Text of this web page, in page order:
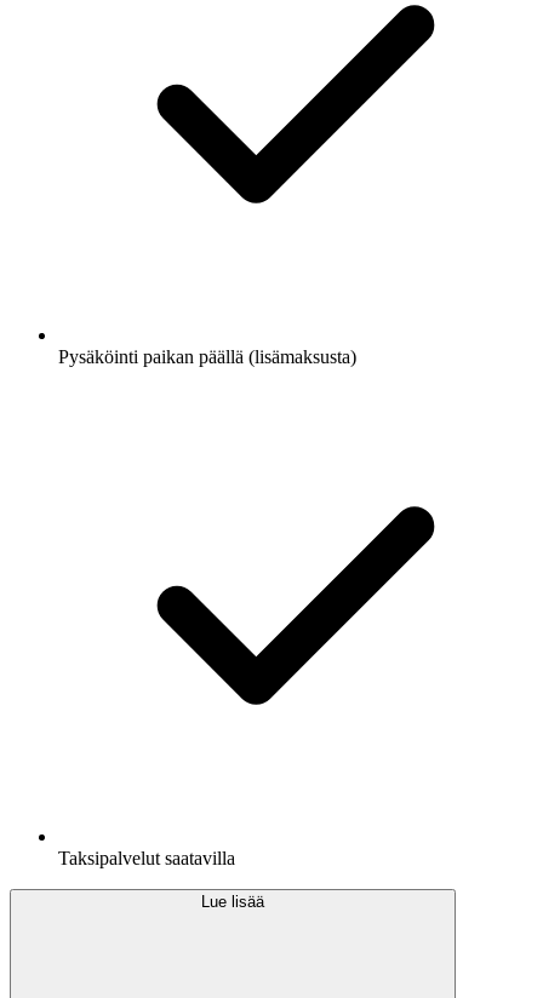
Pysäköinti paikan päällä (lisämaksusta)
Taksipalvelut saatavilla
Lue lisää